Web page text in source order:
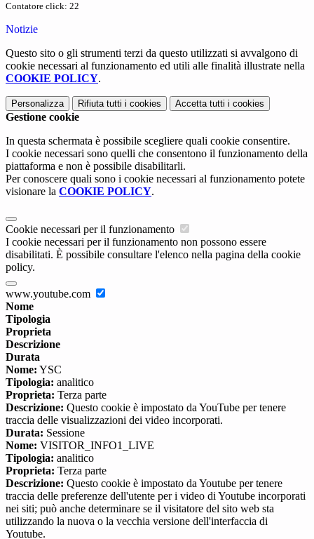
Contatore click: 22
Notizie
Questo sito o gli strumenti terzi da questo utilizzati si avvalgono di
cookie necessari al funzionamento ed utili alle finalità illustrate nella
COOKIE POLICY.
Personalizza Rifiuta tutti i cookies Accetta tutti i cookies
Gestione cookie
In questa schermata è possibile scegliere quali cookie consentire.
I cookie necessari sono quelli che consentono il funzionamento della
piattaforma e non è possibile disabilitarli.
Per conoscere quali sono i cookie necessari al funzionamento potete
visionare la COOKIE POLICY.
Cookie necessari per il funzionamento
I cookie necessari per il funzionamento non possono essere
disabilitati. È possibile consultare l'elenco nella pagina della cookie
policy.
www.youtube.com
Nome
Tipologia
Proprieta
Descrizione
Durata
Nome: YSC
Tipologia: analitico
Proprieta: Terza parte
Descrizione: Questo cookie è impostato da YouTube per tenere
traccia delle visualizzazioni dei video incorporati.
Durata: Sessione
Nome: VISITOR_INFO1_LIVE
Tipologia: analitico
Proprieta: Terza parte
Descrizione: Questo cookie è impostato da Youtube per tenere
traccia delle preferenze dell'utente per i video di Youtube incorporati
nei siti; può anche determinare se il visitatore del sito web sta
utilizzando la nuova o la vecchia versione dell'interfaccia di
Youtube.